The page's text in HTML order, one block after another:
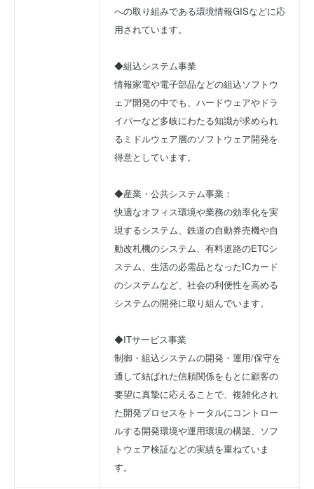
への取り組みである環境情報GISなどに応
用されています。
◆組込システム事業
情報家電や電子部品などの組込ソフトウ
ェア開発の中でも、ハードウェアやドラ
イバーなど多岐にわたる知識が求められ
るミドルウェア層のソフトウェア開発を
得意としています。
◆産業・公共システム事業：
快適なオフィス環境や業務の効率化を実
現するシステム、鉄道の自動券売機や自
動改札機のシステム、有料道路のETCシ
ステム、生活の必需品となったICカード
のシステムなど、社会の利便性を高める
システムの開発に取り組んでいます。
◆ITサービス事業
制御・組込システムの開発・運用/保守を
通して結ばれた信頼関係をもとに顧客の
要望に真摯に応えることで、複雑化され
た開発プロセスをトータルにコントロー
ルする開発環境や運用環境の構築、ソフ
トウェア検証などの実績を重ねていま
す。